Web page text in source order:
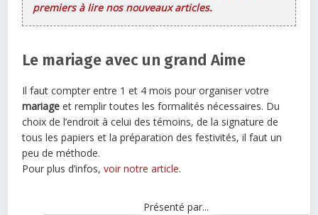
premiers à lire nos nouveaux articles.
Le mariage avec un grand Aime
Il faut compter entre 1 et 4 mois pour organiser votre
mariage et remplir toutes les formalités nécessaires. Du
choix de l’endroit à celui des témoins, de la signature de
tous les papiers et la préparation des festivités, il faut un
peu de méthode.
Pour plus d’infos,voir notre article.
Présenté par...